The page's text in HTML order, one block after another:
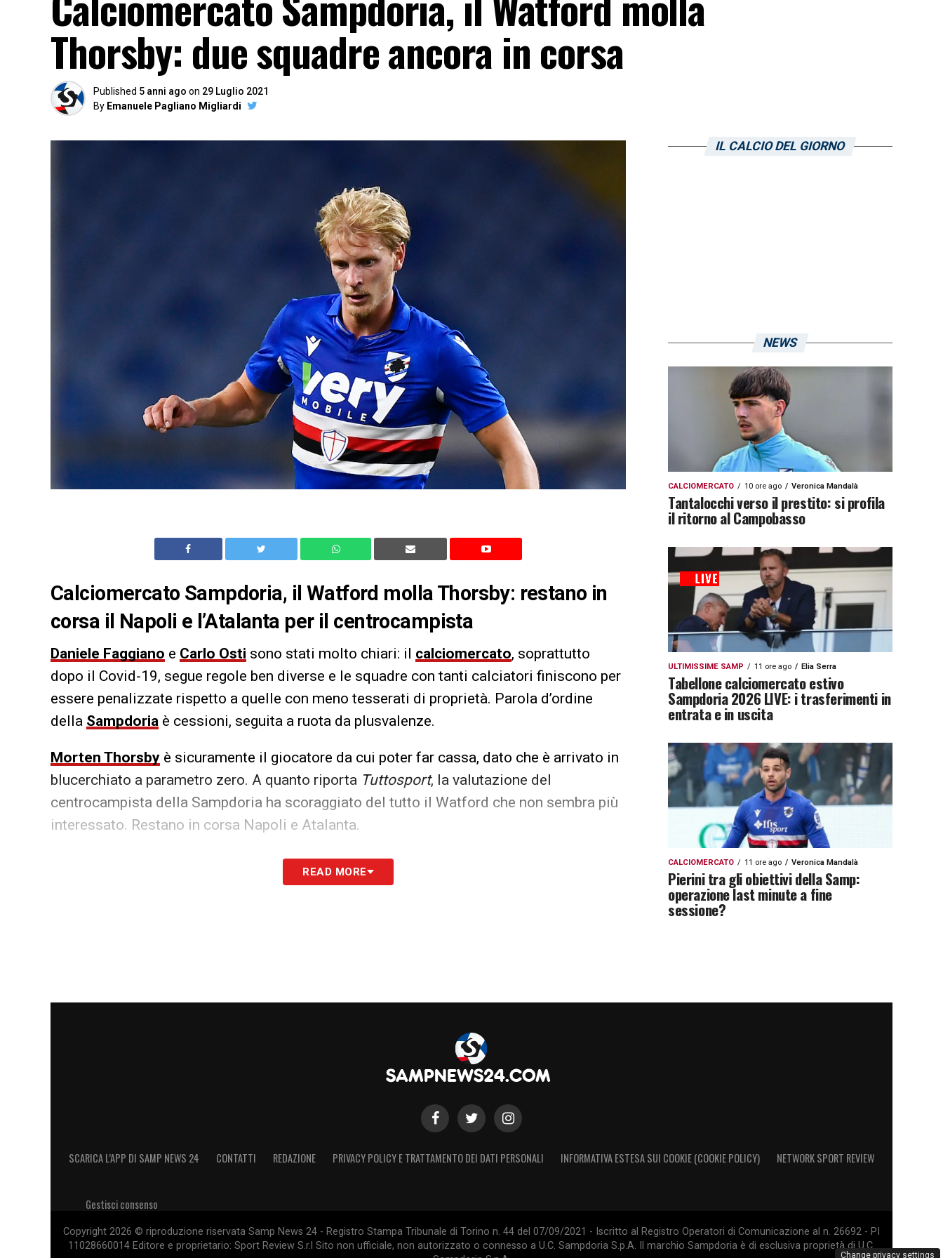
Thorsby: due squadre ancora in corsa
Published 5 anni ago on 29 Luglio 2021
By Emanuele Pagliano Migliardi
Calciomercato Sampdoria, il Watford molla Thorsby: restano in
corsa il Napoli e l’Atalanta per il centrocampista
Daniele Faggiano e Carlo Osti sono stati molto chiari: il calciomercato, soprattutto
dopo il Covid-19, segue regole ben diverse e le squadre con tanti calciatori finiscono per
essere penalizzate rispetto a quelle con meno tesserati di proprietà. Parola d’ordine
della Sampdoria è cessioni, seguita a ruota da plusvalenze.
Morten Thorsby è sicuramente il giocatore da cui poter far cassa, dato che è arrivato in
blucerchiato a parametro zero. A quanto riporta Tuttosport, la valutazione del
centrocampista della Sampdoria ha scoraggiato del tutto il Watford che non sembra più
interessato. Restano in corsa Napoli e Atalanta.
LA PLAYLIST DELLE NOSTRE TOP NEWSREAD MORE
IL CALCIO DEL GIORNO
NEWS
CALCIOMERCATO 10 ore ago Veronica Mandalà
Tantalocchi verso il prestito: si profila
il ritorno al Campobasso
ULTIMISSIME SAMP 11 ore ago Elia Serra
Tabellone calciomercato estivo
Sampdoria 2026 LIVE: i trasferimenti in
entrata e in uscita
CALCIOMERCATO 11 ore ago Veronica Mandalà
Pierini tra gli obiettivi della Samp:
operazione last minute a fine
sessione?
SCARICA L’APP DI SAMP NEWS 24 CONTATTI REDAZIONE PRIVACY POLICY E TRATTAMENTO DEI DATI PERSONALI INFORMATIVA ESTESA SUI COOKIE (COOKIE POLICY) NETWORK SPORT REVIEW
Gestisci consenso
Copyright 2026 © riproduzione riservata Samp News 24 - Registro Stampa Tribunale di Torino n. 44 del 07/09/2021 - Iscritto al Registro Operatori di Comunicazione al n. 26692 - PI
11028660014 Editore e proprietario: Sport Review S.r.l Sito non ufficiale, non autorizzato o connesso a U.C. Sampdoria S.p.A. Il marchio Sampdoria è di esclusiva proprietà di U.C.
Change privacy settings